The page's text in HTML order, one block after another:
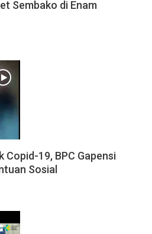
Sembako di Enam
Copid-19, BPC Gapensi
Sosial